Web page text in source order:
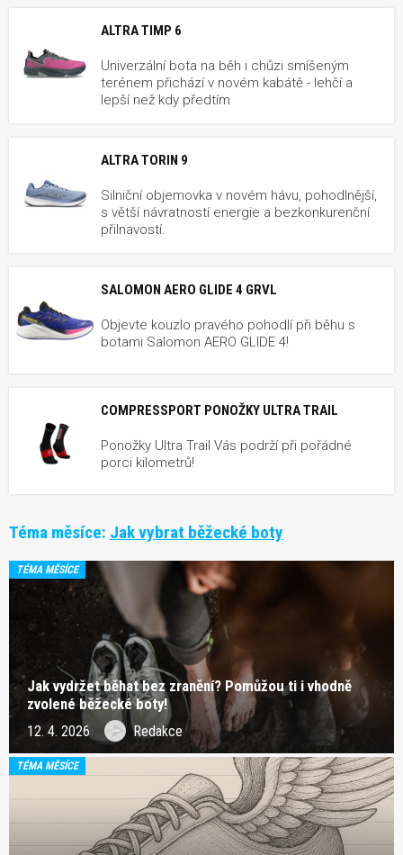
ALTRA TIMP 6
Univerzální bota na běh i chůzi smíšeným
terénem přichází v novém kabátě - lehčí a
lepší než kdy předtím
ALTRA TORIN 9
Silniční objemovka v novém hávu, pohodlnější,
s větší návratností energie a bezkonkurenční
přilnavostí.
SALOMON AERO GLIDE 4 GRVL
Objevte kouzlo pravého pohodlí při běhu s
botami Salomon AERO GLIDE 4!
COMPRESSPORT PONOŽKY ULTRA TRAIL
Ponožky Ultra Trail Vás podrží při pořádné
porci kilometrů!
Téma měsíce: Jak vybrat běžecké boty
TÉMA MĚSÍCE
Jak vydržet běhat bez zranění? Pomůžou ti i vhodně
zvolené běžecké boty!
12. 4. 2026 Redakce
TÉMA MĚSÍCE